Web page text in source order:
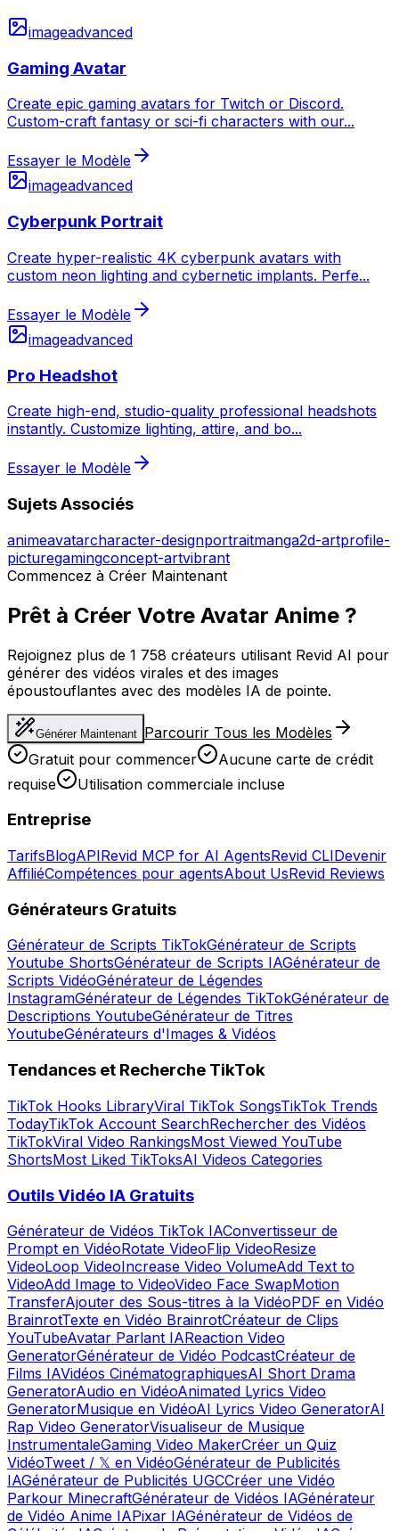
imageadvanced
Gaming Avatar
Create epic gaming avatars for Twitch or Discord.
Custom-craft fantasy or sci-fi characters with our...
Essayer le Modèle
imageadvanced
Cyberpunk Portrait
Create hyper-realistic 4K cyberpunk avatars with
custom neon lighting and cybernetic implants. Perfe...
Essayer le Modèle
imageadvanced
Pro Headshot
Create high-end, studio-quality professional headshots
instantly. Customize lighting, attire, and bo...
Essayer le Modèle
Sujets Associés
animeavatarcharacter-designportraitmanga2d-artprofile-
picturegamingconcept-artvibrant
Commencez à Créer Maintenant
Prêt à Créer Votre Avatar Anime ?
Rejoignez plus de 1 758 créateurs utilisant Revid AI pour
générer des vidéos virales et des images
époustouflantes avec des modèles IA de pointe.
Générer Maintenant Parcourir Tous les Modèles
Gratuit pour commencer
Aucune carte de crédit
requise
Utilisation commerciale incluse
Entreprise
TarifsBlogAPIRevid MCP for AI AgentsRevid CLIDevenir
AffiliéCompétences pour agentsAbout UsRevid Reviews
Générateurs Gratuits
Générateur de Scripts TikTokGénérateur de Scripts
Youtube ShortsGénérateur de Scripts IAGénérateur de
Scripts VidéoGénérateur de Légendes
InstagramGénérateur de Légendes TikTokGénérateur de
Descriptions YoutubeGénérateur de Titres
YoutubeGénérateurs d'Images & Vidéos
Tendances et Recherche TikTok
TikTok Hooks LibraryViral TikTok SongsTikTok Trends
TodayTikTok Account SearchRechercher des Vidéos
TikTokViral Video RankingsMost Viewed YouTube
ShortsMost Liked TikToksAI Videos Categories
Outils Vidéo IA Gratuits
Générateur de Vidéos TikTok IAConvertisseur de
Prompt en VidéoRotate VideoFlip VideoResize
VideoLoop VideoIncrease Video VolumeAdd Text to
VideoAdd Image to VideoVideo Face SwapMotion
TransferAjouter des Sous-titres à la VidéoPDF en Vidéo
BrainrotTexte en Vidéo BrainrotCréateur de Clips
YouTubeAvatar Parlant IAReaction Video
GeneratorGénérateur de Vidéo PodcastCréateur de
Films IAVidéos CinématographiquesAI Short Drama
GeneratorAudio en VidéoAnimated Lyrics Video
GeneratorMusique en VidéoAI Lyrics Video GeneratorAI
Rap Video GeneratorVisualiseur de Musique
InstrumentaleGaming Video MakerCréer un Quiz
VidéoTweet / 𝕏 en VidéoGénérateur de Publicités
IAGénérateur de Publicités UGCCréer une Vidéo
Parkour MinecraftGénérateur de Vidéos IAGénérateur
de Vidéo Anime IAPixar IAGénérateur de Vidéos de